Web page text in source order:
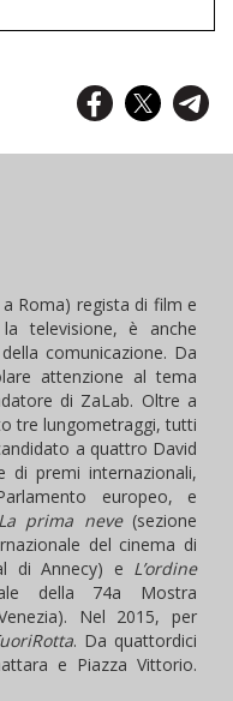
Roma) regista di film e
televisione, è anche
comunicazione. Da
attenzione al tema
di ZaLab. Oltre a
tre lungometraggi, tutti
a quattro David
di premi internazionali,
europeo, e
La prima neve(sezione
del cinema di
di Annecy) e L’ordine
della 74a Mostra
Nel 2015, per
. Da quattordici
e Piazza Vittorio.